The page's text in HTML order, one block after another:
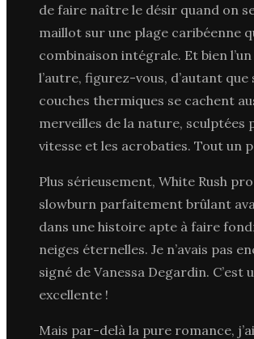
de faire naître le désir quand on
maillot sur une plage caribéenne
combinaison intégrale. Et bien l’un
l’autre, figurez-vous, d’autant que
couches thermiques se cachent
merveilles de la nature, sculptées
vitesse et les acrobaties. Tout un
Plus sérieusement, White Rush
slowburn parfaitement brûlant
dans une histoire apte à faire
neiges éternelles. Je n’avais pas
signé de Vanessa Degardin. C’est
excellente !
Mais par-delà la pure romance,